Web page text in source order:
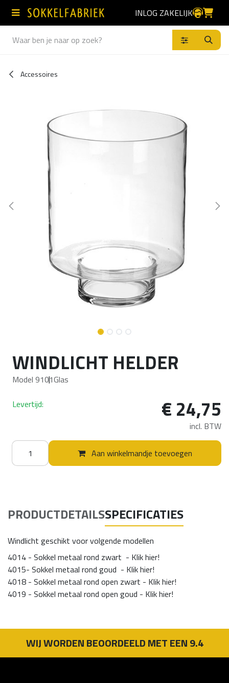
Overslaan naar inhoud
INLOG ZAKELIJK
Producten
Accessoires
WINDLICHT HELDER
Model 9101Glas
Aan winkelmandje toevoegen
Levertijd: € 24,75
incl. BTW
PRODUCTDETAILSSPECIFICATIES
Windlicht geschikt voor volgende modellen
4014 - Sokkel metaal rond zwart - Klik hier!
4015- Sokkel metaal rond goud - Klik hier!
4018 - Sokkel metaal rond open zwart - Klik hier!
4019 - Sokkel metaal rond open goud - Klik hier!
WIJ WORDEN BEOORDEELD MET EEN 9.4